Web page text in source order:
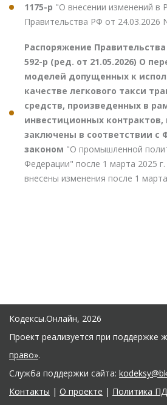
1175-р "О внесении изменений в
Правительства РФ от 24.03.2026
Распоряжение Правительства
592-р (ред. от 21.05.2026) О
моделей допущенных к
качестве легкового такси
средств, произведенных в
инвестиционных контрактов,
заключены в соответствии с
законом "О промышленной
Федерации" после 1 марта 2025
внесены изменения после 1
Кодексы.Онлайн, 2026
Проект реализуется при поддержке
право».
Служба поддержки сайта:
Контакты | О проекте | Политика ПД